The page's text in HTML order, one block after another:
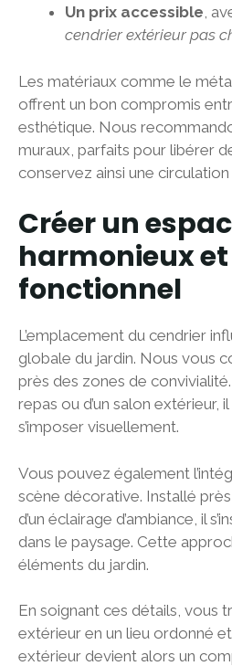
Un prix accessible,
cendrier extérieur pas
Les matériaux comme le
offrent un bon compromis
esthétique. Nous
muraux, parfaits pour libérer
conservez ainsi une
Créer un
harmonieux et
fonctionnel
L’emplacement du cendrier
globale du jardin. Nous vous
près des zones de convivialité.
repas ou d’un salon extérieur,
s’imposer visuellement.
Vous pouvez également
scène décorative. Installé
d’un éclairage d’ambiance, il
dans le paysage. Cette
éléments du jardin.
En soignant ces détails, vous
extérieur en un lieu ordonné
extérieur devient alors un